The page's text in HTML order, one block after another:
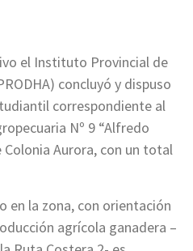
el Instituto Provincial de
concluyó y dispuso
correspondiente al
Nº 9 “Alfredo
Aurora, con un total
en la zona, con orientación
agrícola ganadera –